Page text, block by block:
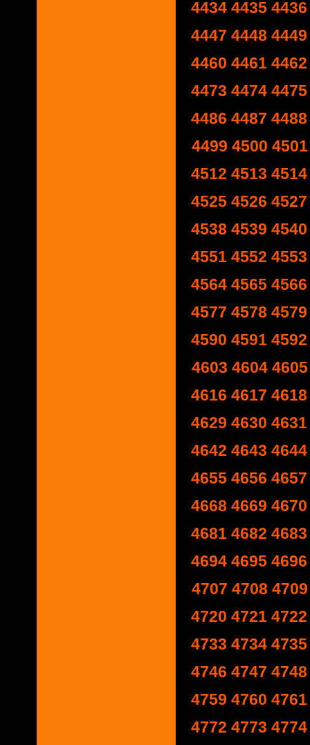
4434 4435 4436
4447 4448 4449
4460 4461 4462
4473 4474 4475
4486 4487 4488
4499 4500 4501
4512 4513 4514
4525 4526 4527
4538 4539 4540
4551 4552 4553
4564 4565 4566
4577 4578 4579
4590 4591 4592
4603 4604 4605
4616 4617 4618
4629 4630 4631
4642 4643 4644
4655 4656 4657
4668 4669 4670
4681 4682 4683
4694 4695 4696
4707 4708 4709
4720 4721 4722
4733 4734 4735
4746 4747 4748
4759 4760 4761
4772 4773 4774